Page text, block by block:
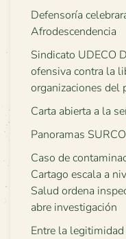
Defensoría
Afrodescendencia
Sindicato UDECO
ofensiva contra la
organizaciones del
Carta abierta a la
Panoramas
Caso de
Cartago escala a
Salud ordena
abre investigación
Entre la